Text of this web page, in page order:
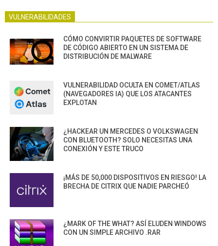
VULNERABILIDADES
CÓMO CONVIRTIR PAQUETES DE SOFTWARE
DE CÓDIGO ABIERTO EN UN SISTEMA DE
DISTRIBUCIÓN DE MALWARE
VULNERABILIDAD OCULTA EN COMET/ATLAS
(NAVEGADORES IA) QUE LOS ATACANTES
EXPLOTAN
¿HACKEAR UN MERCEDES O VOLKSWAGEN
CON BLUETOOTH? SOLO NECESITAS UNA
CONEXIÓN Y ESTE TRUCO
¡MÁS DE 50,000 DISPOSITIVOS EN RIESGO! LA
BRECHA DE CITRIX QUE NADIE PARCHEÓ
¿MARK OF THE WHAT? ASÍ ELUDEN WINDOWS
CON UN SIMPLE ARCHIVO .RAR